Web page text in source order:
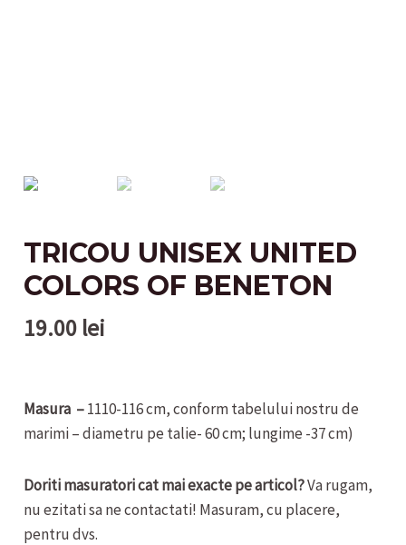
TRICOU UNISEX UNITED
COLORS OF BENETON
19.00 lei
Masura –1110-116 cm, conform tabelului nostru de
marimi – diametru pe talie- 60 cm; lungime -37 cm)
Doriti masuratori cat mai exacte pe articol?Va rugam,
nu ezitati sa ne contactati! Masuram, cu placere,
pentru dvs.